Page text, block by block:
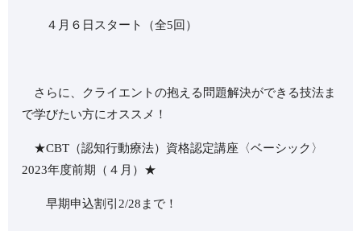
４月６日スタート（全5回）
さらに、クライエントの抱える問題解決ができる技法ま
で学びたい方にオススメ！
★CBT（認知行動療法）資格認定講座〈ベーシック〉
2023年度前期（４月）★
早期申込割引2/28まで！